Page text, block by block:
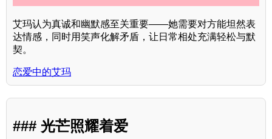
艾玛认为真诚和幽默感至关重要——她需要对方能坦然表
达情感，同时用笑声化解矛盾，让日常相处充满轻松与默
契。
恋爱中的艾玛
### 光芒照耀着爱